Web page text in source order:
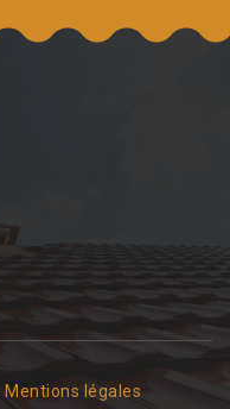
Mentions légales